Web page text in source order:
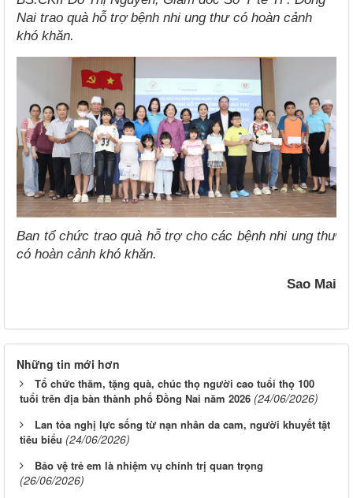
Nai trao quà hỗ trợ bệnh nhi ung thư có hoàn cảnh
khó khăn.
Ban tổ chức trao quà hỗ trợ cho các bệnh nhi ung thư
có hoàn cảnh khó khăn.
Sao Mai
Những tin mới hơn
Tổ chức thăm, tặng quà, chúc thọ người cao tuổi thọ 100
tuổi trên địa bàn thành phố Đồng Nai năm 2026 (24/06/2026)
Lan tỏa nghị lực sống từ nạn nhân da cam, người khuyết tật
tiêu biểu (24/06/2026)
Bảo vệ trẻ em là nhiệm vụ chính trị quan trọng
(26/06/2026)